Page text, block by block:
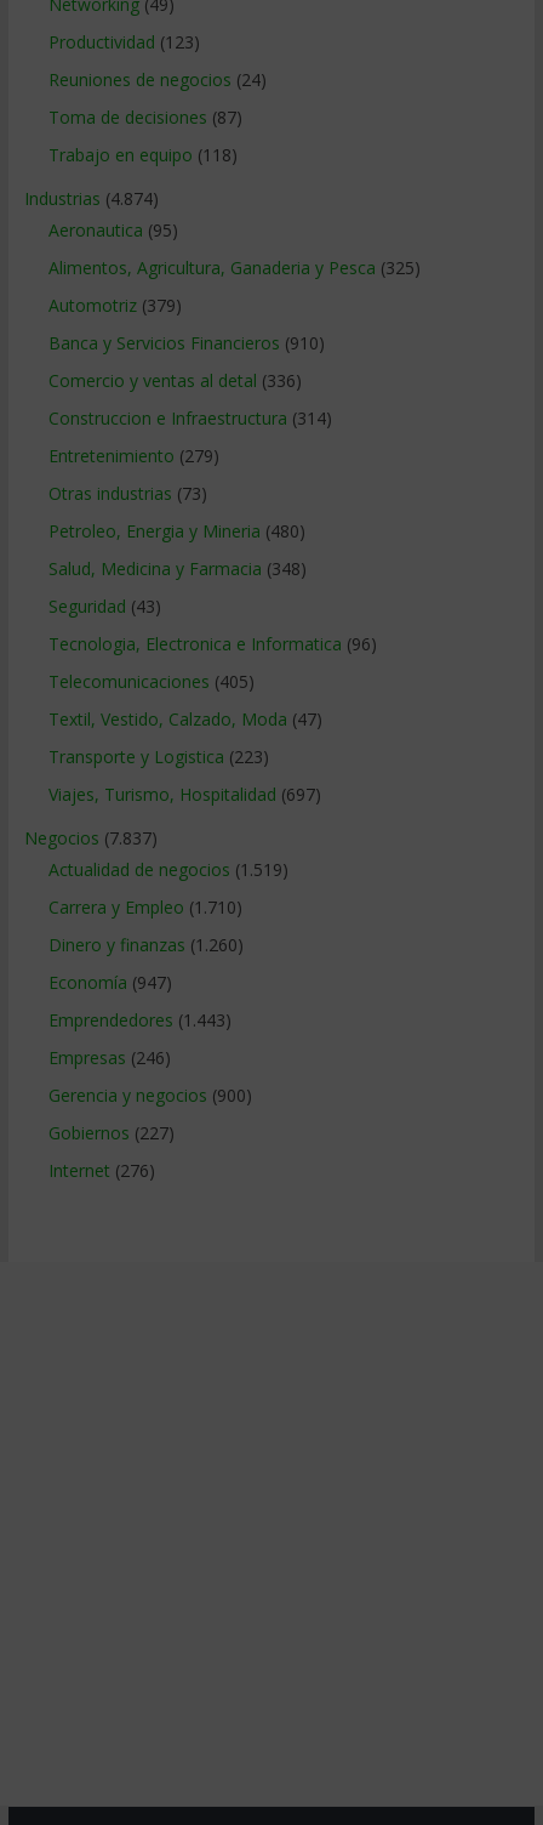
Productividad (123)
Reuniones de negocios (24)
Toma de decisiones (87)
Trabajo en equipo (118)
Industrias (4.874)
Aeronautica (95)
Alimentos, Agricultura, Ganaderia y Pesca (325)
Automotriz(379)
Banca y Servicios Financieros (910)
Comercio y ventas al detal (336)
Construccion e Infraestructura (314)
Entretenimiento (279)
Otras industrias (73)
Petroleo, Energia y Mineria (480)
Salud, Medicina y Farmacia (348)
Seguridad (43)
Tecnologia, Electronica e Informatica (96)
Telecomunicaciones (405)
Textil, Vestido, Calzado, Moda (47)
Transporte y Logistica (223)
Viajes, Turismo, Hospitalidad (697)
Negocios (7.837)
Actualidad de negocios (1.519)
Carrera y Empleo (1.710)
Dinero y finanzas (1.260)
Economía (947)
Emprendedores (1.443)
Empresas (246)
Gerencia y negocios (900)
Gobiernos (227)
Internet (276)